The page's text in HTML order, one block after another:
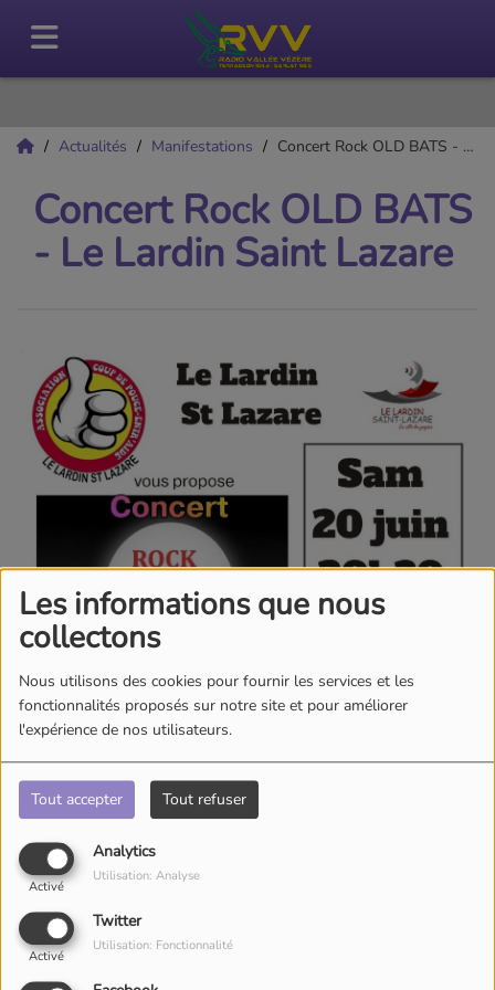
Les informations que nous
collectons
Nous utilisons des cookies pour fournir les services et les
fonctionnalités proposés sur notre site et pour améliorer
l'expérience de nos utilisateurs.
Tout accepter Tout refuser
Analytics
Activé
Utilisation: Analyse
Twitter
Activé
Utilisation: Fonctionnalité
Actualités Manifestations Concert Rock OLD BATS - Le Lardin Saint Lazare
Concert Rock OLD BATS
- Le Lardin Saint Lazare